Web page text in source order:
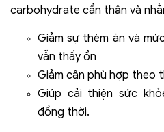
carbohydrate cẩn thận và
Giảm sự thèm ăn và
vẫn thấy ổn
Giảm cân phù hợp theo
Giúp cải thiện sức
đồng thời.